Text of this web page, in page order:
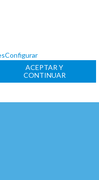
CLARINETES
SISTEMA FRANCÉS
Configurar
ACEPTAR Y
CONTINUAR